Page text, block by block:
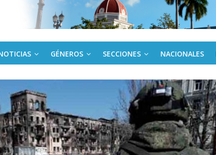
GÉNEROS SECCIONES NACIONALES